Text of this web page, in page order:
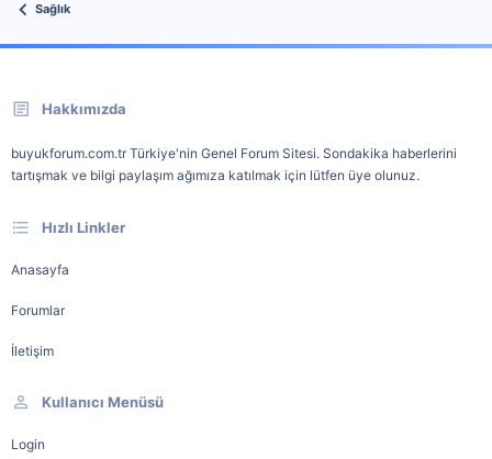
Sağlık
Hakkımızda
buyukforum.com.tr Türkiye'nin Genel Forum Sitesi. Sondakika haberlerini
tartışmak ve bilgi paylaşım ağımıza katılmak için lütfen üye olunuz.
Hızlı Linkler
Anasayfa
Forumlar
İletişim
Kullanıcı Menüsü
Login